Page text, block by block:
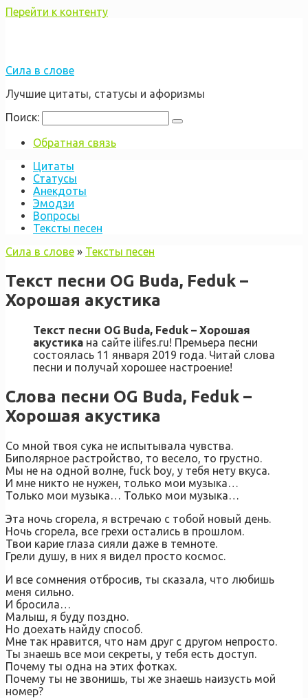
Перейти к контенту
Сила в слове
Лучшие цитаты, статусы и афоризмы
Поиск:
Обратная связь
Цитаты
Статусы
Анекдоты
Эмодзи
Вопросы
Тексты песен
Сила в слове » Тексты песен
Текст песни OG Buda, Feduk –
Хорошая акустика
Текст песни OG Buda, Feduk – Хорошая
акустика на сайте ilifes.ru! Премьера песни
состоялась 11 января 2019 года. Читай слова
песни и получай хорошее настроение!
Слова песни OG Buda, Feduk –
Хорошая акустика
Со мной твоя сука не испытывала чувства.
Биполярное растройство, то весело, то грустно.
Мы не на одной волне, fuck boy, у тебя нету вкуса.
И мне никто не нужен, только мои музыка…
Только мои музыка… Только мои музыка…
Эта ночь сгорела, я встречаю с тобой новый день.
Ночь сгорела, все грехи остались в прошлом.
Твои карие глаза сияли даже в темноте.
Грели душу, в них я видел просто космос.
И все сомнения отбросив, ты сказала, что любишь
меня сильно.
И бросила…
Малыш, я буду поздно.
Но доехать найду способ.
Мне так нравится, что нам друг с другом непросто.
Ты знаешь все мои секреты, у тебя есть доступ.
Почему ты одна на этих фотках.
Почему ты не звонишь, ты же знаешь наизусть мой
номер?